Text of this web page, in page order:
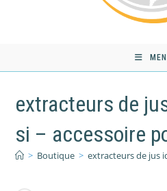
extracteurs de
si – accessoire
> Boutique > extracteurs de jus